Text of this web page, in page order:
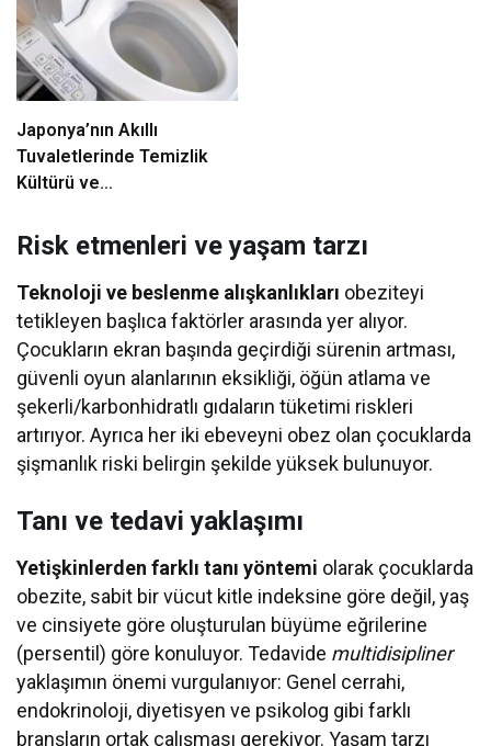
Japonya’nın Akıllı
Tuvaletlerinde Temizlik
Kültürü ve
Omotenashi ile Gizli
Detaylar
Risk etmenleri ve yaşam tarzı
Teknoloji ve beslenme alışkanlıkları obeziteyi
tetikleyen başlıca faktörler arasında yer alıyor.
Çocukların ekran başında geçirdiği sürenin artması,
güvenli oyun alanlarının eksikliği, öğün atlama ve
şekerli/karbonhidratlı gıdaların tüketimi riskleri
artırıyor. Ayrıca her iki ebeveyni obez olan çocuklarda
şişmanlık riski belirgin şekilde yüksek bulunuyor.
Tanı ve tedavi yaklaşımı
Yetişkinlerden farklı tanı yöntemi olarak çocuklarda
obezite, sabit bir vücut kitle indeksine göre değil, yaş
ve cinsiyete göre oluşturulan büyüme eğrilerine
(persentil) göre konuluyor. Tedavide multidisipliner
yaklaşımın önemi vurgulanıyor: Genel cerrahi,
endokrinoloji, diyetisyen ve psikolog gibi farklı
branşların ortak çalışması gerekiyor. Yaşam tarzı